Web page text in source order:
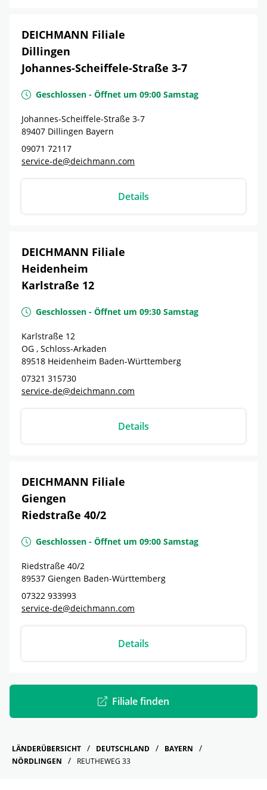
DEICHMANN Filiale
Dillingen
Johannes-Scheiffele-Straße 3-7
Geschlossen - Öffnet um 09:00 Samstag
Johannes-Scheiffele-Straße 3-7
89407 Dillingen Bayern
09071 72117
service-de@deichmann.com
Details
DEICHMANN Filiale
Heidenheim
Karlstraße 12
Geschlossen - Öffnet um 09:30 Samstag
Karlstraße 12
OG , Schloss-Arkaden
89518 Heidenheim Baden-Württemberg
07321 315730
service-de@deichmann.com
Details
DEICHMANN Filiale
Giengen
Riedstraße 40/2
Geschlossen - Öffnet um 09:00 Samstag
Riedstraße 40/2
89537 Giengen Baden-Württemberg
07322 933993
service-de@deichmann.com
Details
Filiale finden
LÄNDERÜBERSICHT DEUTSCHLAND
BAYERN
NÖRDLINGEN
REUTHEWEG 33